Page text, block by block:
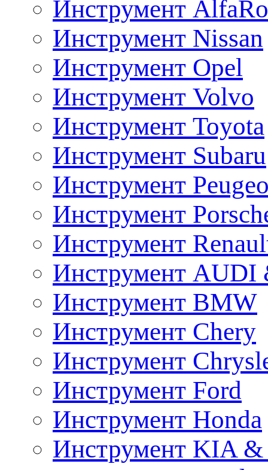
Инструмент
Инструмент Nissan
Инструмент Opel
Инструмент Volvo
Инструмент Toyota
Инструмент Subaru
Инструмент
Инструмент
Инструмент
Инструмент AUDI
Инструмент BMW
Инструмент Chery
Инструмент
Инструмент Ford
Инструмент Honda
Инструмент KIA